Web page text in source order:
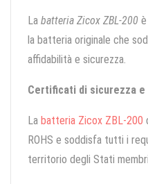
La batteria Zicox ZBL-200
la batteria originale che
affidabilità e sicurezza.
Certificati di sicurezza
La batteria Zicox ZBL-200
ROHS e soddisfa tutti i
territorio degli Stati